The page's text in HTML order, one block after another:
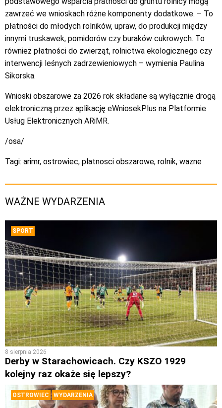
zawrzeć we wnioskach różne komponenty dodatkowe. – To
płatności do młodych rolników, upraw, do produkcji między
innymi truskawek, pomidorów czy buraków cukrowych. To
również płatności do zwierząt, rolnictwa ekologicznego czy
interwencji leśnych zadrzewieniowych – wymienia Paulina
Sikorska.
Wnioski obszarowe za 2026 rok składane są wyłącznie drogą
elektroniczną przez aplikację eWniosekPlus na Platformie
Usług Elektronicznych ARiMR.
/osa/
Tagi: arimr, ostrowiec, platnosci obszarowe, rolnik, wazne
WAŻNE WYDARZENIA
SPORT
8 sierpnia 2026
Derby w Starachowicach. Czy KSZO 1929
kolejny raz okaże się lepszy?
OSTROWIEC WYDARZENIA